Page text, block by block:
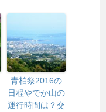
青柏祭2016の
日程やでか山の
運行時間は？交